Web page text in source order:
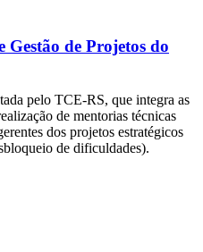
de Projetos do
pelo TCE-RS, que integra as
de mentorias técnicas
dos projetos estratégicos
de dificuldades).